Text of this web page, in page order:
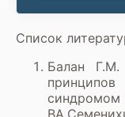
Список
Балан Г.М.
синдромом